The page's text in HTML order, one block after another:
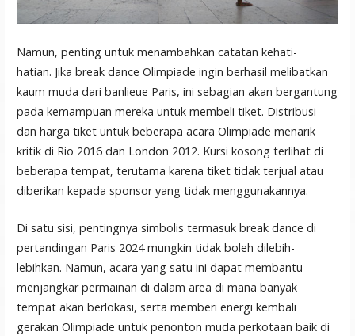
Namun, penting untuk menambahkan catatan kehati-
hatian. Jika break dance Olimpiade ingin berhasil melibatkan
kaum muda dari banlieue Paris, ini sebagian akan bergantung
pada kemampuan mereka untuk membeli tiket. Distribusi
dan harga tiket untuk beberapa acara Olimpiade menarik
kritik di Rio 2016 dan London 2012. Kursi kosong terlihat di
beberapa tempat, terutama karena tiket tidak terjual atau
diberikan kepada sponsor yang tidak menggunakannya.
Di satu sisi, pentingnya simbolis termasuk break dance di
pertandingan Paris 2024 mungkin tidak boleh dilebih-
lebihkan. Namun, acara yang satu ini dapat membantu
menjangkar permainan di dalam area di mana banyak
tempat akan berlokasi, serta memberi energi kembali
gerakan Olimpiade untuk penonton muda perkotaan baik di